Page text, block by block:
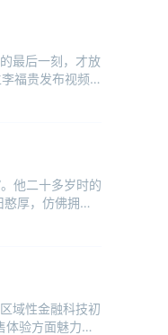
最后一刻，才放
福贵发布视频
他二十多岁时的
厚，仿佛拥有
域性金融科技初
验方面魅力日